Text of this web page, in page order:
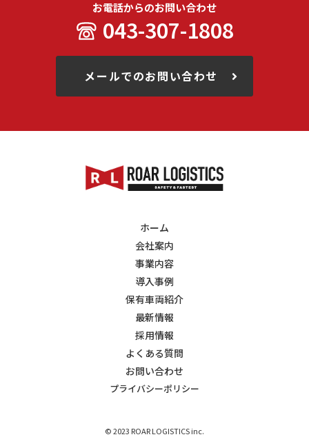
お電話からのお問い合わせ
043-307-1808
メールでのお問い合わせ
ホーム
会社案内
事業内容
導入事例
保有車両紹介
最新情報
採用情報
よくある質問
お問い合わせ
プライバシーポリシー
© 2023 ROAR LOGISTICS inc.